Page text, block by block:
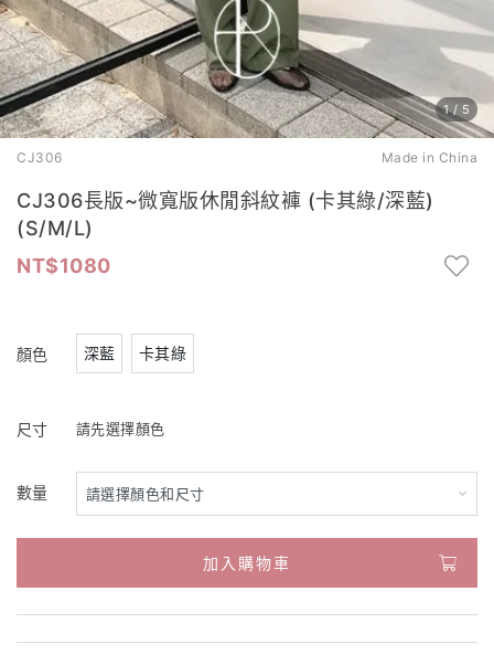
1/ 5
CJ306 Made in China
CJ306長版~微寬版休閒斜紋褲 (卡其綠/深藍)
(S/M/L)
1080
顏色 深藍 卡其綠
尺寸 請先選擇顏色
數量
加入購物車